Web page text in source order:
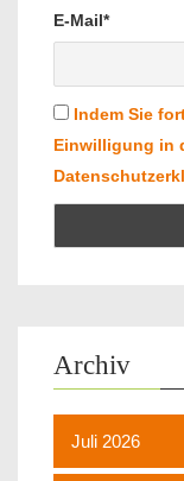
E-Mail*
Indem Sie
Einwilligung in
Archiv
Juli 2026